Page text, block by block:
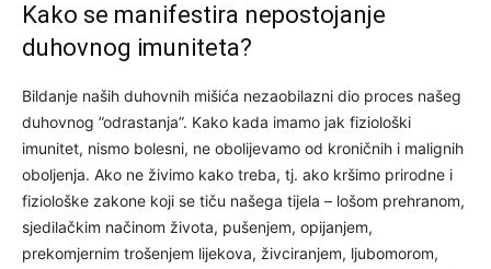
Kako se manifestira nepostojanje
duhovnog imuniteta?
Bildanje naših duhovnih mišića nezaobilazni dio proces našeg
duhovnog ”odrastanja”. Kako kada imamo jak fiziološki
imunitet, nismo bolesni, ne obolijevamo od kroničnih i malignih
oboljenja. Ako ne živimo kako treba, tj. ako kršimo prirodne i
fiziološke zakone koji se tiču našega tijela – lošom prehranom,
sjedilačkim načinom života, pušenjem, opijanjem,
prekomjernim trošenjem lijekova, živciranjem, ljubomorom,